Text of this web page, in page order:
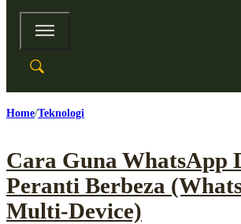
Home Teknologi
Cara Guna WhatsApp
Peranti Berbeza
Multi-Device)